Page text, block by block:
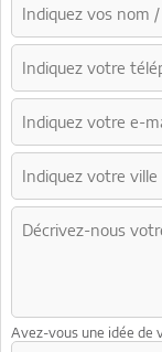
Avez-vous une idée de